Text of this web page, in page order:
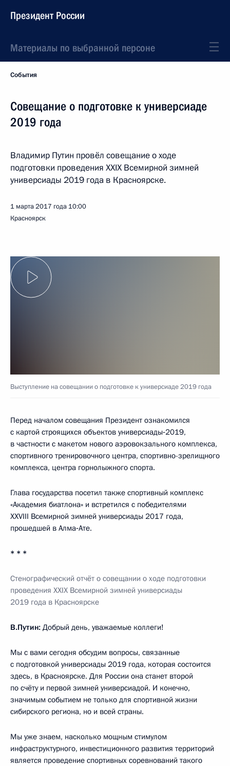
Президент России
Материалы по выбранной персоне
События
Совещание о подготовке к универсиаде
2019 года
Владимир Путин провёл совещание о ходе
подготовки проведения XXIX Всемирной зимней
универсиады 2019 года в Красноярске.
1 марта 2017 года 10:00
Красноярск
Выступление на совещании о подготовке к универсиаде 2019 года
Перед началом совещания Президент ознакомился
с картой строящихся объектов универсиады‑2019,
в частности с макетом нового аэровокзального комплекса,
спортивного тренировочного центра, спортивно-зрелищного
комплекса, центра горнолыжного спорта.
Глава государства посетил также спортивный комплекс
«Академия биатлона» и встретился с победителями
XXVIII Всемирной зимней универсиады 2017 года,
прошедшей в Алма‑Ате.
* * *
Стенографический отчёт о совещании о ходе подготовки
проведения XXIX Всемирной зимней универсиады
2019 года в Красноярске
В.Путин: Добрый день, уважаемые коллеги!
Мы с вами сегодня обсудим вопросы, связанные
с подготовкой универсиады 2019 года, которая состоится
здесь, в Красноярске. Для России она станет второй
по счёту и первой зимней универсиадой. И конечно,
значимым событием не только для спортивной жизни
сибирского региона, но и всей страны.
Мы уже знаем, насколько мощным стимулом
инфраструктурного, инвестиционного развития территорий
является проведение спортивных соревнований такого